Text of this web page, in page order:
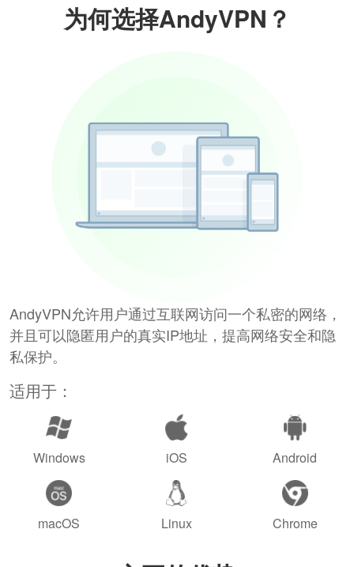
为何选择AndyVPN？
AndyVPN允许用户通过互联网访问一个私密的网络，
并且可以隐匿用户的真实IP地址，提高网络安全和隐
私保护。
适用于：
Windows iOS Android
macOS Linux Chrome